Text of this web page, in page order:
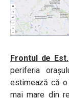
Frontul de Est.
periferia
estimează că
mai mare din